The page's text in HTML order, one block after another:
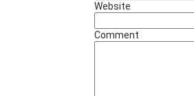
Website
Comment